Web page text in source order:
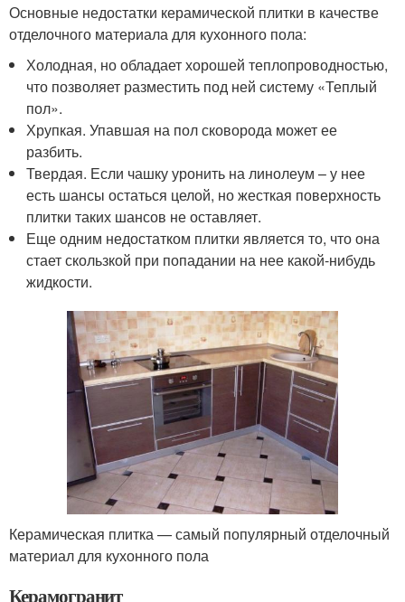
Основные недостатки керамической плитки в качестве
отделочного материала для кухонного пола:
Холодная, но обладает хорошей теплопроводностью,
что позволяет разместить под ней систему «Теплый
пол».
Хрупкая. Упавшая на пол сковорода может ее
разбить.
Твердая. Если чашку уронить на линолеум – у нее
есть шансы остаться целой, но жесткая поверхность
плитки таких шансов не оставляет.
Еще одним недостатком плитки является то, что она
стает скользкой при попадании на нее какой-нибудь
жидкости.
Керамическая плитка — самый популярный отделочный
материал для кухонного пола
Керамогранит